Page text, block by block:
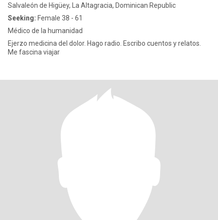
Salvaleón de Higüey, La Altagracia, Dominican Republic
Seeking: Female 38 - 61
Médico de la humanidad
Ejerzo medicina del dolor. Hago radio. Escribo cuentos y relatos.
Me fascina viajar